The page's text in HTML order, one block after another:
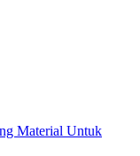
Material Untuk